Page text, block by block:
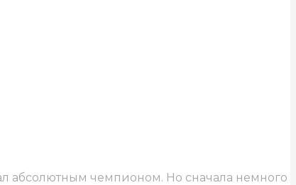
абсолютным чемпионом. Но сначала немного